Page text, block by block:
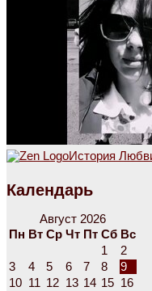
История
Календарь
Август 2026
Пн Вт Ср Чт Пт Сб Вс
1
2
3
4 5 6 7 8
9
10 11 12 13 14 15 16